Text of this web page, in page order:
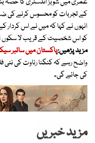
کے تجربات کو محسوس کرنے کی
انہوں نے کہا کہ میں نے اس
کو اس شخصیت کے قریب لا سکوں
مزید پڑھیں:پاکستان میں سائبر
کی جائے گی۔
مزید خبریں